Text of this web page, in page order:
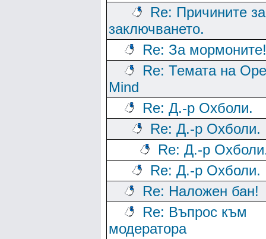
Re: Причините за
заключването.
Re: За мормоните!
Re: Темата на
Mind
Re: Д.-р Охболи.
Re: Д.-р Охболи.
Re: Д.-р
Re: Д.-р Охболи.
Re: Наложен бан!
Re: Въпрос към
модератора